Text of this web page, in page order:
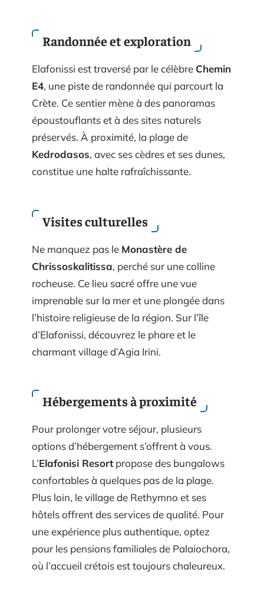
Randonnée et exploration
Elafonissi est traversé par le célèbre Chemin
E4, une piste de randonnée qui parcourt la
Crète. Ce sentier mène à des panoramas
époustouflants et à des sites naturels
préservés. À proximité, la plage de
Kedrodasos, avec ses cèdres et ses dunes,
constitue une halte rafraîchissante.
Visites culturelles
Ne manquez pas le Monastère de
Chrissoskalitissa, perché sur une colline
rocheuse. Ce lieu sacré offre une vue
imprenable sur la mer et une plongée dans
l’histoire religieuse de la région. Sur l’île
d’Elafonissi, découvrez le phare et le
charmant village d’Agia Irini.
Hébergements à proximité
Pour prolonger votre séjour, plusieurs
options d’hébergement s’offrent à vous.
L’Elafonisi Resortpropose des bungalows
confortables à quelques pas de la plage.
Plus loin, le village de Rethymno et ses
hôtels offrent des services de qualité. Pour
une expérience plus authentique, optez
pour les pensions familiales de Palaiochora,
où l’accueil crétois est toujours chaleureux.